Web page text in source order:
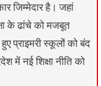
जिम्मेदार है। जहां
के ढांचे को मजबूत
प्राइमरी स्कूलों को बंद
में नई शिक्षा नीति को